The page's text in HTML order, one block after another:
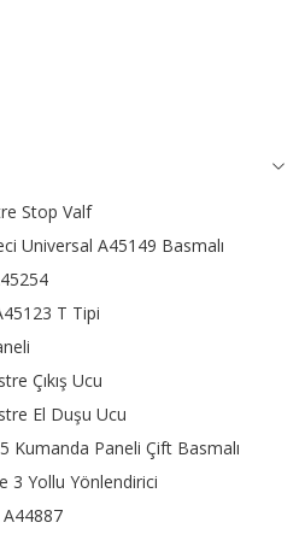
görselliği artırmak hem de daha
için kaliteli materyaller
alana şıklık katana paslanmaz
beğenisini kazanır.
da ön planda olduğu
, farklı şekil ve renk seçenekleri sunar.
kullanılan el başlıkları kare,
şekillerde tasarlanır. Bunun
ve su çıkış yönleri de farklı
duş paneli
Metal ve gold seçenekler
edilir. Başlıklarda bulunan su
da kullanıcı memnuniyetini
panelive diğer tüm modelleri
sitesini ziyaret edebilirsiniz.
Stop Valf
Universal A45149 Basmalı
T Tipi
Çıkış Ucu
El Duşu Ucu
Kumanda Paneli Çift Basmalı
3 Yollu Yönlendirici
A44887